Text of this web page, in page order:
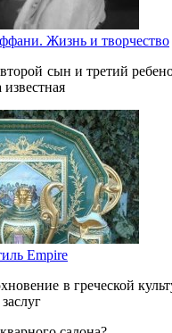
Жизнь и творчество
сын и третий
Empire
в греческой